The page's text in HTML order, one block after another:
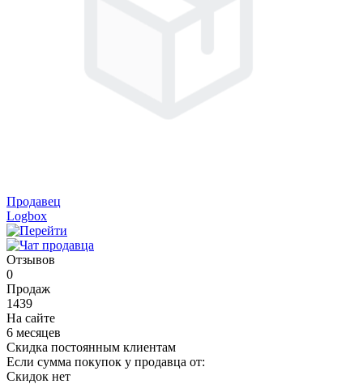
Продавец
Logbox
Отзывов
0
Продаж
1439
На сайте
6 месяцев
Скидка постоянным клиентам
Если сумма покупок у продавца от:
Скидок нет